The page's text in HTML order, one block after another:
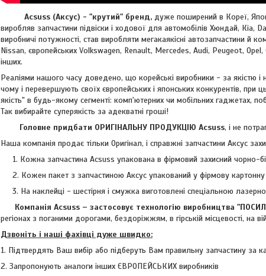
Acsuss (Аксус) - "крутий" бренд, дуже поширений в Кореї,
виробляв запчастини підвіски і ходової для автомобілів Хюндай, Кіа,
виробничі потужності, став виробляти мегакаякісні автозапчастини
Nissan, європейських Volkswagen, Renault, Mercedes, Audi, Peugeot,
інших.
Реаліями нашого часу доведено, що корейські виробники - за якістю і
чому і перевершують своїх європейських і японських конкурентів,
якість" в будь-якому сегменті: комп'ютерних чи мобільних гаджетах,
Так вибирайте суперякість за адекватні гроші!
Головне придбати ОРИГІНАЛЬНУ ПРОДУКЦІЮ Acsuss, і не
Наша компанія продає тільки Оригінал, і справжні запчастини Аксус
Кожна запчастина Acsuss упакована в фірмовий захисний чорно-
Кожен пакет з запчастиною Аксус упакований у фірмову
На наклейці - шестірня і смужка виготовлені спеціальною
Компанія Acsuss – застосовує технологію виробництва
регіонах з поганими дорогами, бездоріжжям, в гірській місцевості, на
Дзвоніть і наші фахівці дуже швидко:
1. Підтвердять Ваш вибір або підберуть Вам правильну запчастину за
2. Запропонують аналоги інших ЄВРОПЕЙСЬКИХ виробників